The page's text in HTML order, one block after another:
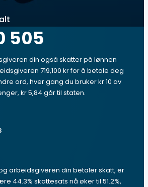
505
din også skatter på lønnen
719,100 kr for å betale deg
ord, hver gang du bruker kr 10 av
kr 5,84 går til staten.
arbeidsgiveren din betaler skatt, er
44.3% skattesats nå øker til 51.2%,